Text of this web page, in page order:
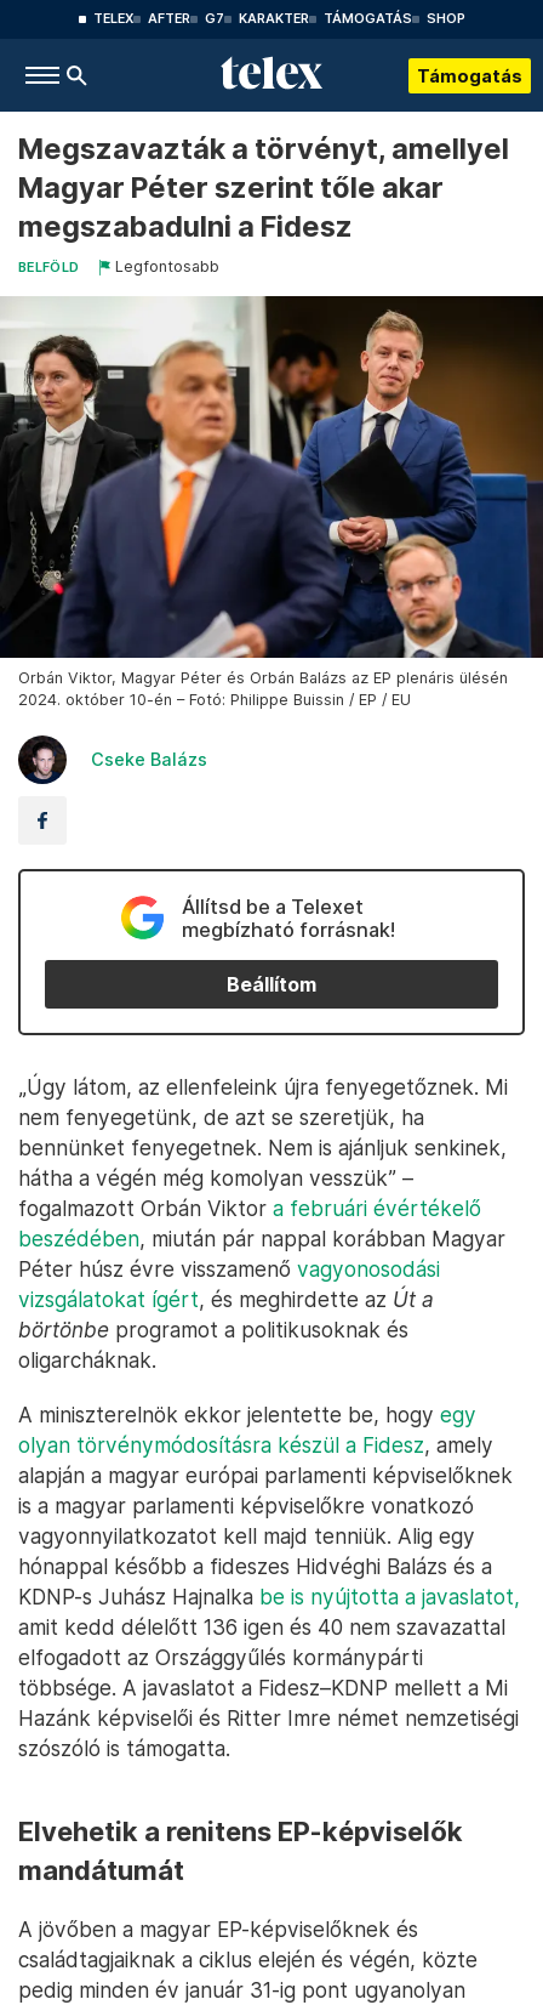
TELEX AFTER G7 KARAKTER TÁMOGATÁS SHOP
Támogatás
Megszavazták a törvényt, amellyel
Magyar Péter szerint tőle akar
megszabadulni a Fidesz
BELFÖLD Legfontosabb
Orbán Viktor, Magyar Péter és Orbán Balázs az EP plenáris ülésén
2024. október 10-én – Fotó: Philippe Buissin / EP / EU
Cseke Balázs
Állítsd be a Telexet
megbízható forrásnak!
Beállítom
„Úgy látom, az ellenfeleink újra fenyegetőznek. Mi
nem fenyegetünk, de azt se szeretjük, ha
bennünket fenyegetnek. Nem is ajánljuk senkinek,
hátha a végén még komolyan vesszük” –
fogalmazott Orbán Viktor a februári évértékelő
beszédében, miután pár nappal korábban Magyar
Péter húsz évre visszamenő vagyonosodási
vizsgálatokat ígért, és meghirdette az Út a
börtönbe programot a politikusoknak és
oligarcháknak.
A miniszterelnök ekkor jelentette be, hogy egy
olyan törvénymódosításra készül a Fidesz, amely
alapján a magyar európai parlamenti képviselőknek
is a magyar parlamenti képviselőkre vonatkozó
vagyonnyilatkozatot kell majd tenniük. Alig egy
hónappal később a fideszes Hidvéghi Balázs és a
KDNP-s Juhász Hajnalka be is nyújtotta a javaslatot,
amit kedd délelőtt 136 igen és 40 nem szavazattal
elfogadott az Országgyűlés kormánypárti
többsége. A javaslatot a Fidesz–KDNP mellett a Mi
Hazánk képviselői és Ritter Imre német nemzetiségi
szószóló is támogatta.
Elvehetik a renitens EP-képviselők
mandátumát
A jövőben a magyar EP-képviselőknek és
családtagjaiknak a ciklus elején és végén, közte
pedig minden év január 31-ig pont ugyanolyan